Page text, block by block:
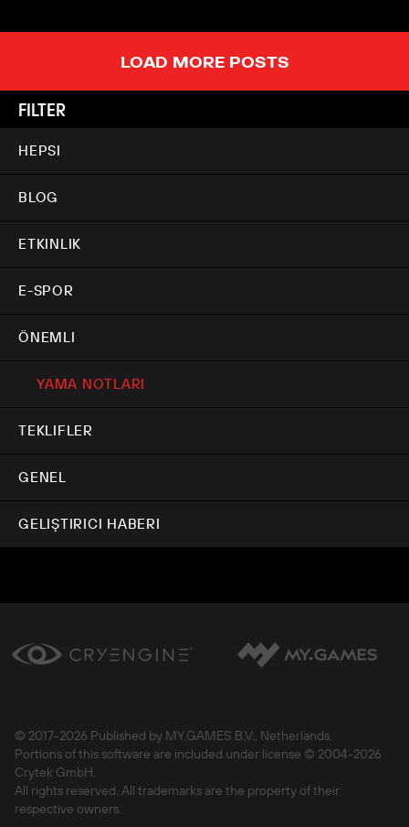
LOAD MORE POSTS
FILTER
HEPSI
BLOG
ETKINLIK
E-SPOR
ÖNEMLI
YAMA NOTLARI
TEKLIFLER
GENEL
GELIŞTIRICI HABERI
© 2017-2026 Published by MY.GAMES B.V., Netherlands.
Portions of this software are included under license © 2004-2026
Crytek GmbH.
All rights reserved. All trademarks are the property of their
respective owners.